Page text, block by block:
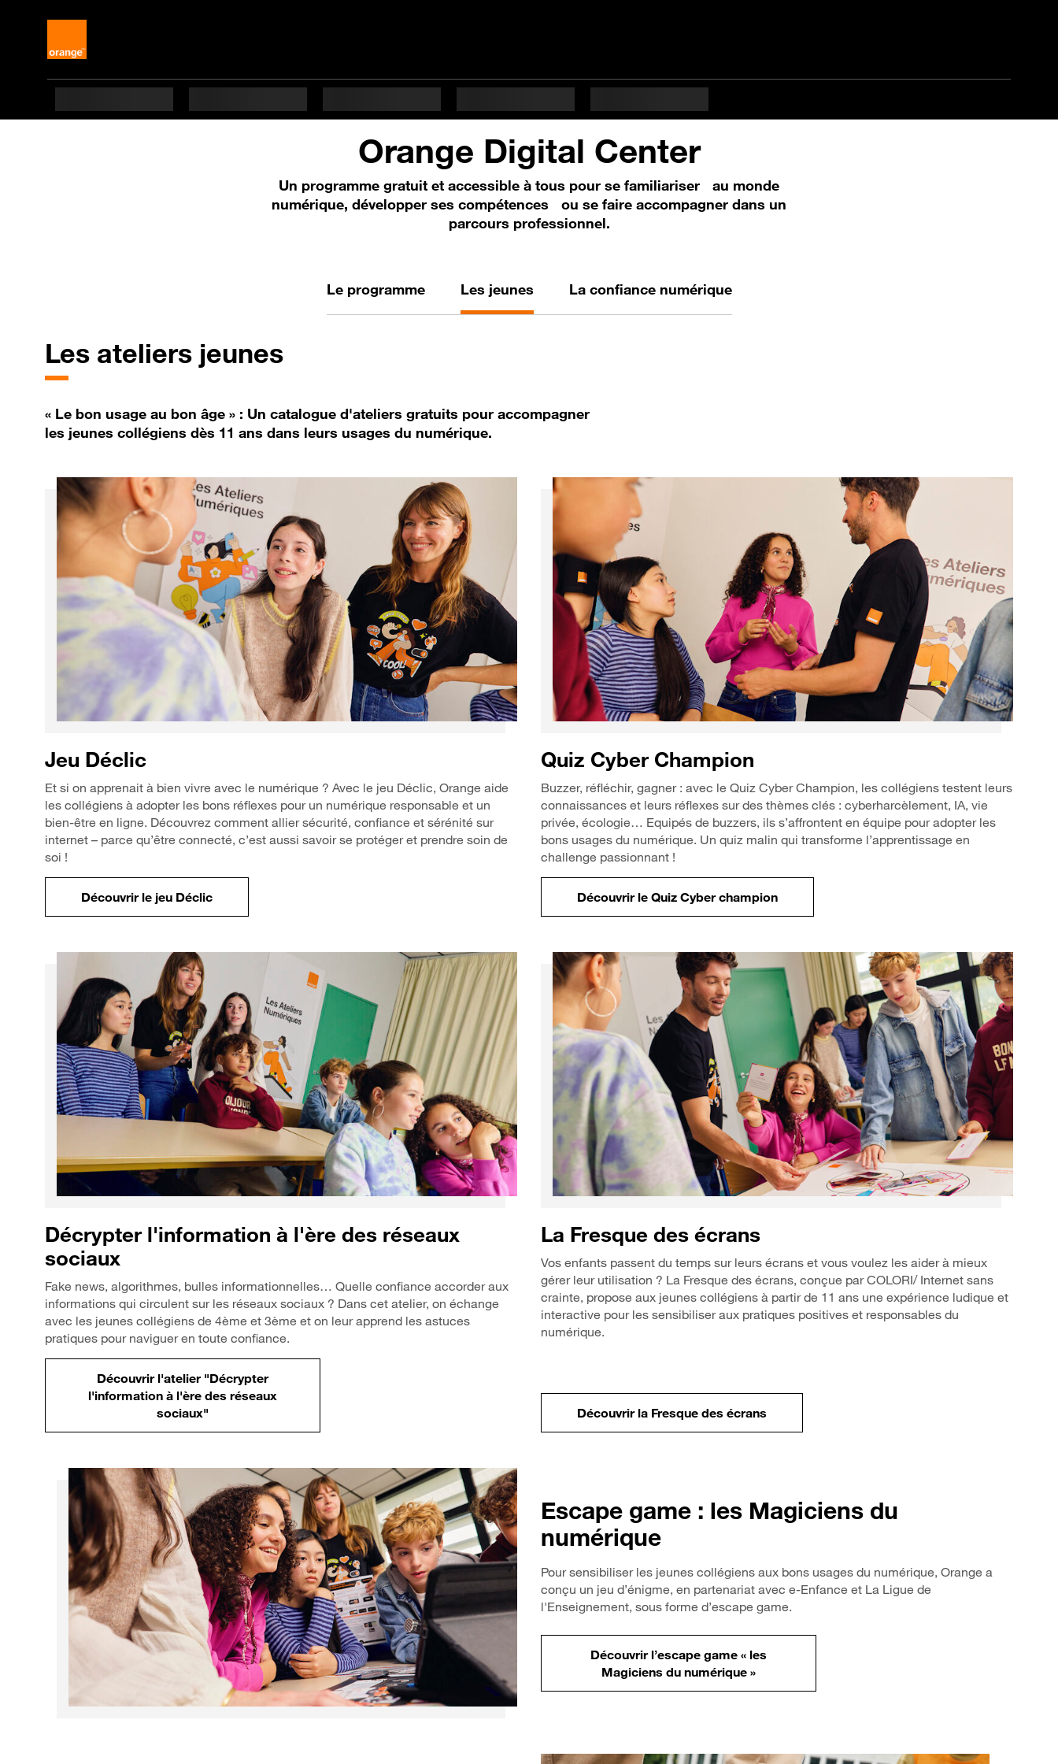
Orange Digital Center
Un programme gratuit et accessible à tous pour se familiariser au monde
numérique, développer ses compétences ou se faire accompagner dans un
parcours professionnel.
Le programme Les jeunes La confiance numérique
Les ateliers jeunes
« Le bon usage au bon âge » : Un catalogue d'ateliers gratuits pour accompagner
les jeunes collégiens dès 11 ans dans leurs usages du numérique.
Jeu Déclic
Et si on apprenait à bien vivre avec le numérique ? Avec le jeu Déclic, Orange aide
les collégiens à adopter les bons réflexes pour un numérique responsable et un
bien-être en ligne. Découvrez comment allier sécurité, confiance et sérénité sur
internet – parce qu’être connecté, c’est aussi savoir se protéger et prendre soin de
soi !
Découvrir le jeu Déclic
Quiz Cyber Champion
Buzzer, réfléchir, gagner : avec le Quiz Cyber Champion, les collégiens testent leurs
connaissances et leurs réflexes sur des thèmes clés : cyberharcèlement, IA, vie
privée, écologie… Equipés de buzzers, ils s’affrontent en équipe pour adopter les
bons usages du numérique. Un quiz malin qui transforme l’apprentissage en
challenge passionnant !
Découvrir le Quiz Cyber champion
Décrypter l'information à l'ère des réseaux
sociaux
Fake news, algorithmes, bulles informationnelles… Quelle confiance accorder aux
informations qui circulent sur les réseaux sociaux ? ​ Dans cet atelier, on échange
avec les jeunes collégiens de 4ème et 3ème et on leur apprend les astuces
pratiques pour naviguer en toute confiance.
Découvrir l'atelier "Décrypter
l'information à l'ère des réseaux
sociaux"
La Fresque des écrans
Vos enfants passent du temps sur leurs écrans et vous voulez les aider à mieux
gérer leur utilisation ?​ La Fresque des écrans, conçue par COLORI/ Internet sans
crainte, propose aux jeunes collégiens à partir de 11 ans une expérience ludique et
interactive pour les sensibiliser aux pratiques positives et responsables du
numérique.​
Découvrir la Fresque des écrans
Escape game : les Magiciens du
numérique
Pour sensibiliser les jeunes collégiens aux bons usages du numérique, Orange a
conçu un jeu d’énigme, en partenariat avec e-Enfance et La Ligue de
l'Enseignement, sous forme d’escape game.
Découvrir l’escape game « les
Magiciens du numérique »